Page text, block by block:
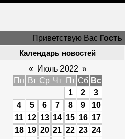
Приветствую Вас Гость
Календарь новостей
« Июль 2022 »
Пн
Вт Ср Чт Пт Сб Вс
1
2
3
4
5 6 7 8 9
10
11 12 13 14 15 16 17
18 19 20 21 22 23 24